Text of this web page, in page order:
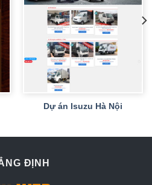
Dự án Isuzu Hà Nội
ĐỊNH